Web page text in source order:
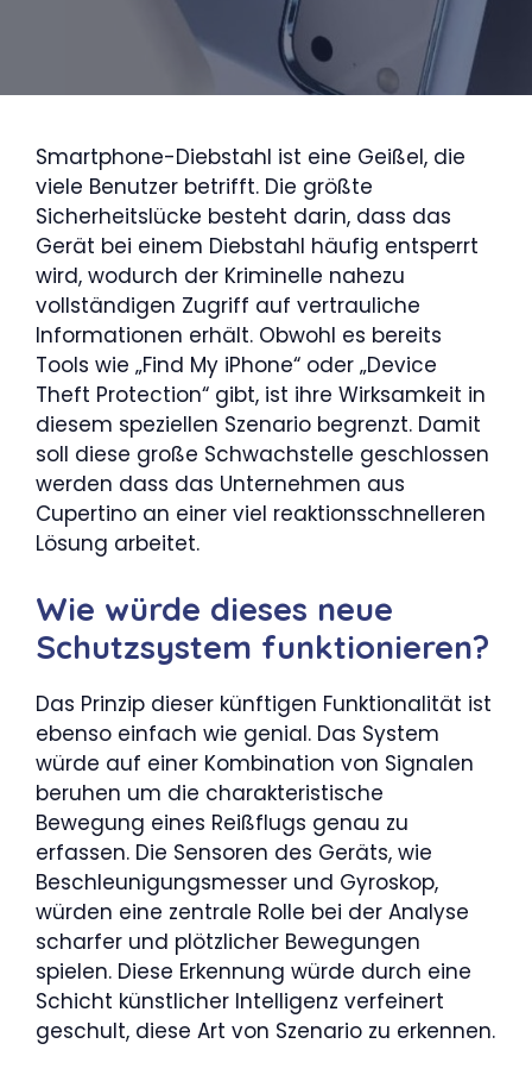
Smartphone-Diebstahl ist eine Geißel, die
viele Benutzer betrifft. Die größte
Sicherheitslücke besteht darin, dass das
Gerät bei einem Diebstahl häufig entsperrt
wird, wodurch der Kriminelle nahezu
vollständigen Zugriff auf vertrauliche
Informationen erhält. Obwohl es bereits
Tools wie „Find My iPhone“ oder „Device
Theft Protection“ gibt, ist ihre Wirksamkeit in
diesem speziellen Szenario begrenzt. Damit
soll diese große Schwachstelle geschlossen
werden dass das Unternehmen aus
Cupertino an einer viel reaktionsschnelleren
Lösung arbeitet.
Wie würde dieses neue
Schutzsystem funktionieren?
Das Prinzip dieser künftigen Funktionalität ist
ebenso einfach wie genial. Das System
würde auf einer Kombination von Signalen
beruhen um die charakteristische
Bewegung eines Reißflugs genau zu
erfassen. Die Sensoren des Geräts, wie
Beschleunigungsmesser und Gyroskop,
würden eine zentrale Rolle bei der Analyse
scharfer und plötzlicher Bewegungen
spielen. Diese Erkennung würde durch eine
Schicht künstlicher Intelligenz verfeinert
geschult, diese Art von Szenario zu erkennen.